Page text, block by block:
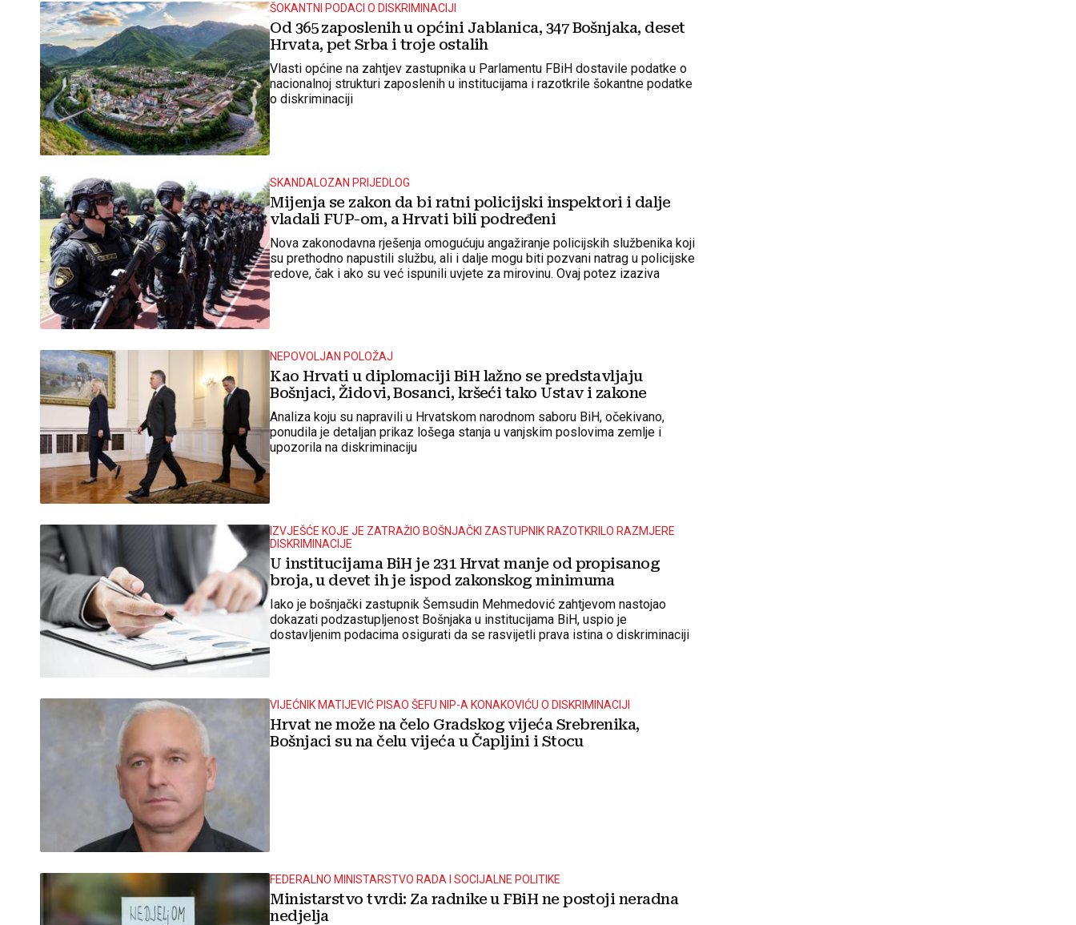
ŠOKANTNI PODACI O DISKRIMINACIJI
Od 365 zaposlenih u općini Jablanica, 347 Bošnjaka, deset
Hrvata, pet Srba i troje ostalih
Vlasti općine na zahtjev zastupnika u Parlamentu FBiH dostavile podatke o
nacionalnoj strukturi zaposlenih u institucijama i razotkrile šokantne podatke
o diskriminaciji
SKANDALOZAN PRIJEDLOG
Mijenja se zakon da bi ratni policijski inspektori i dalje
vladali FUP-om, a Hrvati bili podređeni
Nova zakonodavna rješenja omogućuju angažiranje policijskih službenika koji
su prethodno napustili službu, ali i dalje mogu biti pozvani natrag u policijske
redove, čak i ako su već ispunili uvjete za mirovinu. Ovaj potez izaziva
NEPOVOLJAN POLOŽAJ
Kao Hrvati u diplomaciji BiH lažno se predstavljaju
Bošnjaci, Židovi, Bosanci, kršeći tako Ustav i zakone
Analiza koju su napravili u Hrvatskom narodnom saboru BiH, očekivano,
ponudila je detaljan prikaz lošega stanja u vanjskim poslovima zemlje i
upozorila na diskriminaciju
IZVJEŠĆE KOJE JE ZATRAŽIO BOŠNJAČKI ZASTUPNIK RAZOTKRILO RAZMJERE
DISKRIMINACIJE
U institucijama BiH je 231 Hrvat manje od propisanog
broja, u devet ih je ispod zakonskog minimuma
Iako je bošnjački zastupnik Šemsudin Mehmedović zahtjevom nastojao
dokazati podzastupljenost Bošnjaka u institucijama BiH, uspio je
dostavljenim podacima osigurati da se rasvijetli prava istina o diskriminaciji
VIJEĆNIK MATIJEVIĆ PISAO ŠEFU NIP-A KONAKOVIĆU O DISKRIMINACIJI
Hrvat ne može na čelo Gradskog vijeća Srebrenika,
Bošnjaci su na čelu vijeća u Čapljini i Stocu
FEDERALNO MINISTARSTVO RADA I SOCIJALNE POLITIKE
Ministarstvo tvrdi: Za radnike u FBiH ne postoji neradna
nedjelja